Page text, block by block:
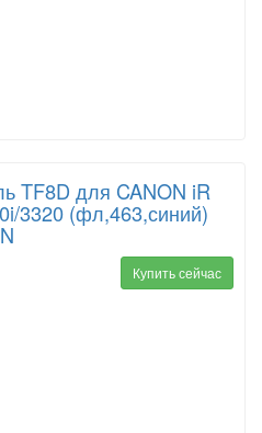
TF8D для CANON iR
3320 (фл,463,синий)
Купить сейчас